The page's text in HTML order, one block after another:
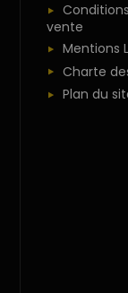
vente
Mentions
Charte
Plan du